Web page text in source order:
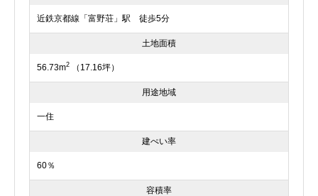
近鉄京都線「富野荘」駅 徒歩5分
土地面積
56.73m2 （17.16坪）
用途地域
一住
建ぺい率
60％
容積率